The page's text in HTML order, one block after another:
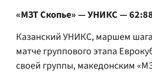
«МЗТ Скопье» — УНИКС —
Казанский УНИКС, маршем
матче группового этапа
своей группы, македонским